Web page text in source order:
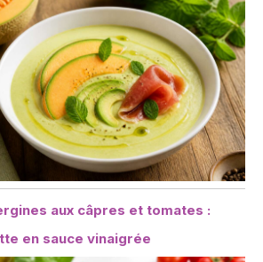
aux câpres et tomates :
en sauce vinaigrée